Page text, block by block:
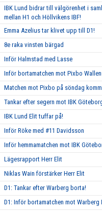
IBK Lund bidrar till välgörenhet i
mellan H1 och Höllvikens IBF!
Emma Azelius tar klivet upp till D1!
8e raka vinsten bärgad
Inför Halmstad med Lasse
Inför bortamatchen mot Pixbo
Matchen mot Pixbo på söndag
Tankar efter segern mot IBK
IBK Lund Elit tuffar på!
Inför Röke med #11 Davidsson
Inför hemmamatchen mot IBK
Lägesrapport Herr Elit
Niklas Wain förstärker Herr Elit
D1: Tankar efter Warberg borta!
D1: Inför bortamatchen mot Warberg